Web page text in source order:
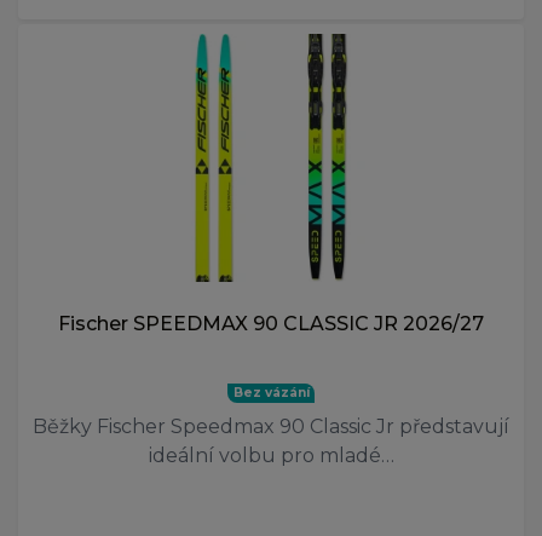
Fischer SPEEDMAX 90 CLASSIC JR 2026/27
Bez vázání
Běžky Fischer Speedmax 90 Classic Jr představují
ideální volbu pro mladé…